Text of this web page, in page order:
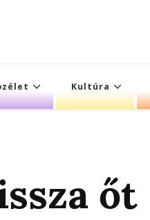
Kultúra
őt